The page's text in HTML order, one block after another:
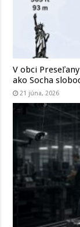
V obci
ako Socha
21 júna, 2026